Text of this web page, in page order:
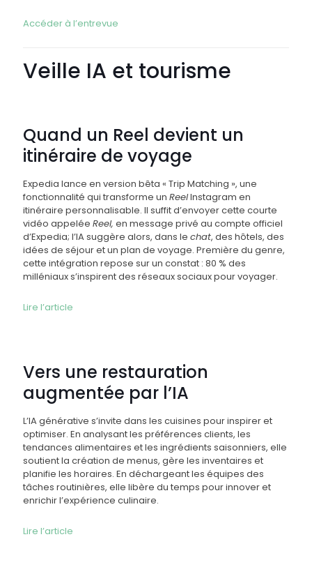
Accéder à l’entrevue
Veille IA et tourisme
Quand un Reel devient un
itinéraire de voyage
Expedia lance en version bêta « Trip Matching », une
fonctionnalité qui transforme un ReelInstagram en
itinéraire personnalisable. Il suffit d’envoyer cette courte
vidéo appelée Reel, en message privé au compte officiel
d’Expedia; l’IA suggère alors, dans le chat, des hôtels, des
idées de séjour et un plan de voyage. Première du genre,
cette intégration repose sur un constat : 80 % des
milléniaux s’inspirent des réseaux sociaux pour voyager.
Lire l’article
Vers une restauration
augmentée par l’IA
L’IA générative s’invite dans les cuisines pour inspirer et
optimiser. En analysant les préférences clients, les
tendances alimentaires et les ingrédients saisonniers, elle
soutient la création de menus, gère les inventaires et
planifie les horaires. En déchargeant les équipes des
tâches routinières, elle libère du temps pour innover et
enrichir l’expérience culinaire.
Lire l’article